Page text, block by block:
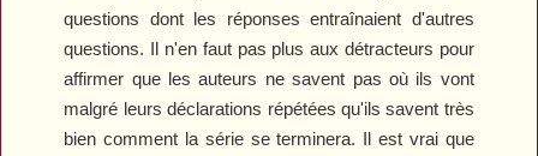
questions dont les réponses entraînaient d'autres
questions. Il n'en faut pas plus aux détracteurs pour
affirmer que les auteurs ne savent pas où ils vont
malgré leurs déclarations répétées qu'ils savent très
bien comment la série se terminera. Il est vrai que